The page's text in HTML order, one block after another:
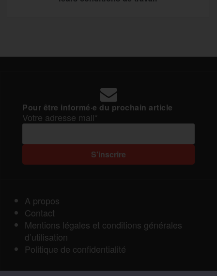
Pour être informé·e du prochain article
Votre adresse mail*
A propos
Contact
Mentions légales et conditions générales
d’utilisation
Politique de confidentialité